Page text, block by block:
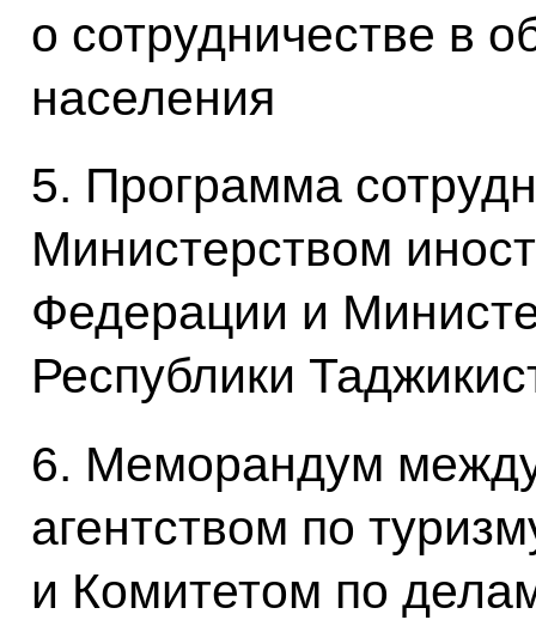
о сотрудничестве в
населения
5. Программа
Министерством
Федерации и
Республики
6. Меморандум
агентством по
и Комитетом по